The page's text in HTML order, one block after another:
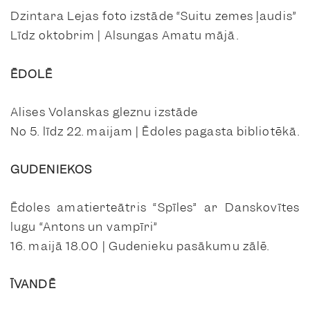
Dzintara Lejas foto izstāde “Suitu zemes ļaudis”
Līdz oktobrim | Alsungas Amatu mājā.
ĒDOLĒ
Alises Volanskas gleznu izstāde
No 5. līdz 22. maijam | Ēdoles pagasta bibliotēkā.
GUDENIEKOS
Ēdoles amatierteātris “Spīles” ar Danskovītes
lugu “Antons un vampīri”
16. maijā 18.00 | Gudenieku pasākumu zālē.
ĪVANDĒ